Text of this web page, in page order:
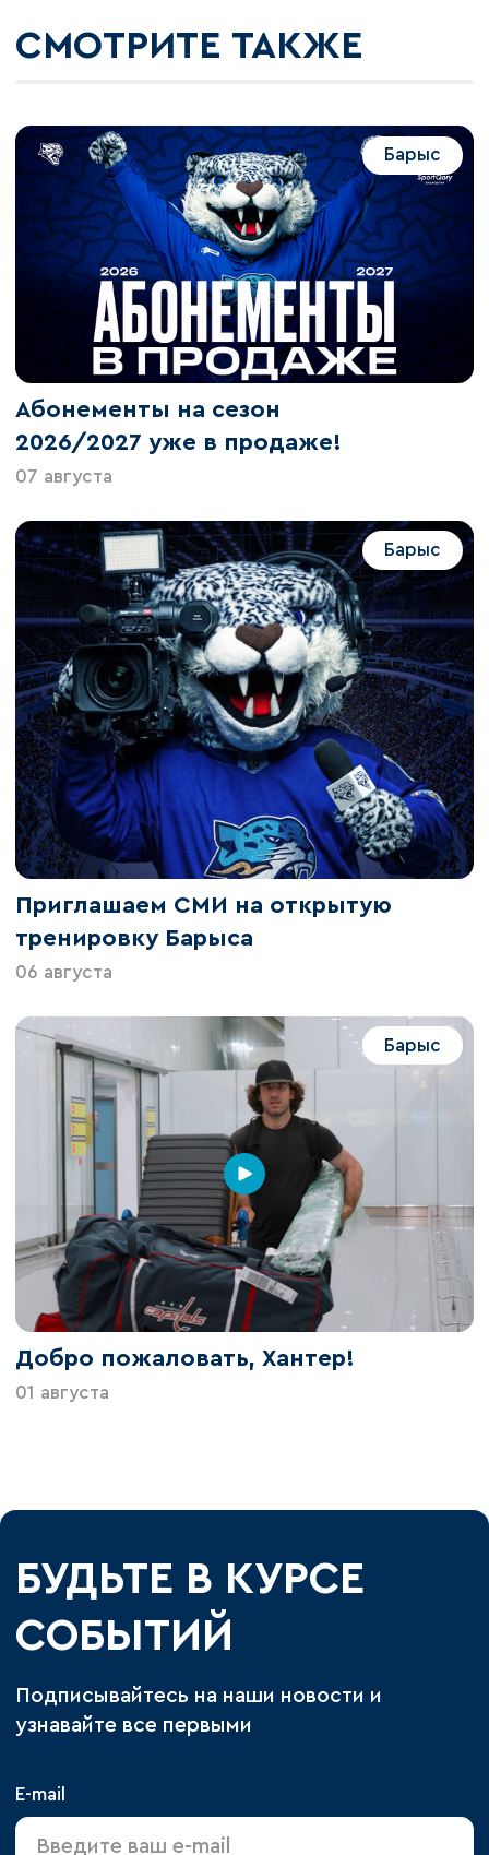
СМОТРИТЕ ТАКЖЕ
Барыс
Абонементы на сезон
2026/2027 уже в продаже!
07 августа
Барыс
Приглашаем СМИ на открытую
тренировку Барыса
06 августа
Барыс
Добро пожаловать, Хантер!
01 августа
БУДЬТЕ В КУРСЕ
СОБЫТИЙ
Подписывайтесь на наши новости и
узнавайте все первыми
E-mail